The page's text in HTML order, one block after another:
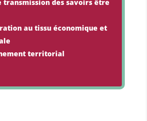
transmission des savoirs être
au tissu économique et
territorial